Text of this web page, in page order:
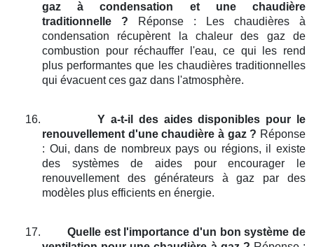
gaz à condensation et une chaudière
traditionnelle ? Réponse : Les chaudières à
condensation récupèrent la chaleur des gaz de
combustion pour réchauffer l'eau, ce qui les rend
plus performantes que les chaudières traditionnelles
qui évacuent ces gaz dans l'atmosphère.
16.
Y a-t-il des aides disponibles pour le
renouvellement d'une chaudière à gaz ? Réponse
: Oui, dans de nombreux pays ou régions, il existe
des systèmes de aides pour encourager le
renouvellement des générateurs à gaz par des
modèles plus efficients en énergie.
17.
Quelle est l'importance d'un bon système de